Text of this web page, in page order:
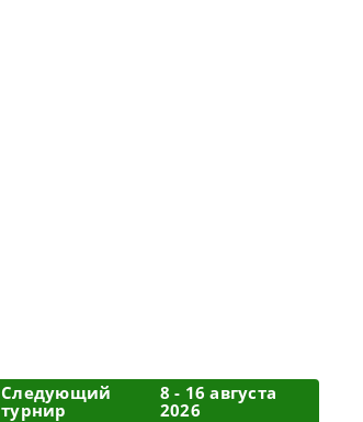
Следующий
турнир
8 - 16 августа
2026